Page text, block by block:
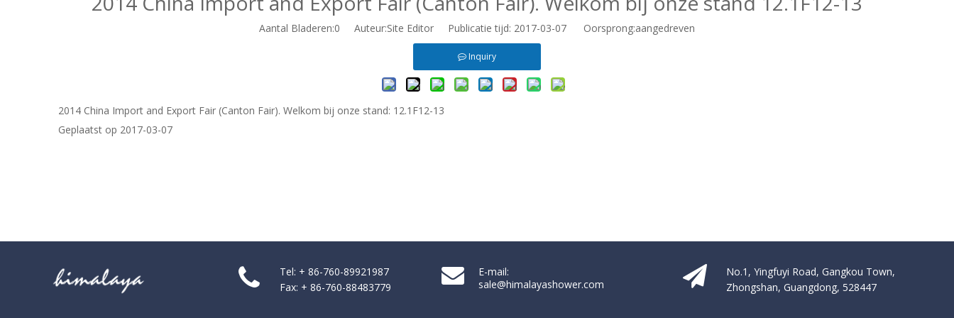
Aantal Bladeren:0 Auteur:Site Editor Publicatie tijd: 2017-03-07 Oorsprong:aangedreven
Inquiry
2014 China Import and Export Fair (Canton Fair). Welkom bij onze stand: 12.1F12-13
Geplaatst op 2017-03-07
Tel: + 86-760-89921987
Fax: + 86-760-88483779
E-mail:
sale@himalayashower.com
No.1, Yingfuyi Road, Gangkou Town,
Zhongshan, Guangdong, 528447